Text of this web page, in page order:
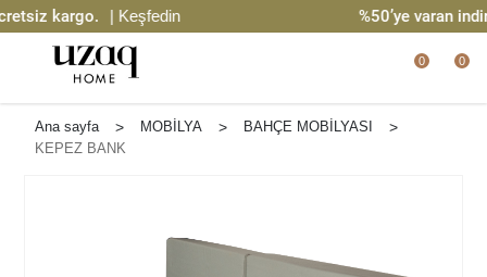
kargo. | Keşfedin %50’ye varan indirim
0 0
Ana sayfa > MOBİLYA > BAHÇE MOBİLYASI >
KEPEZ BANK